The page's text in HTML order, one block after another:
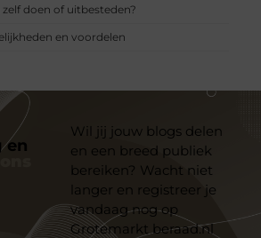
doen of uitbesteden?
en voordelen
en
Wil jij jouw blogs delen
en een breed publiek
bereiken? Wacht niet
langer en registreer je
vandaag nog op
Grotemarkt beraad.nl